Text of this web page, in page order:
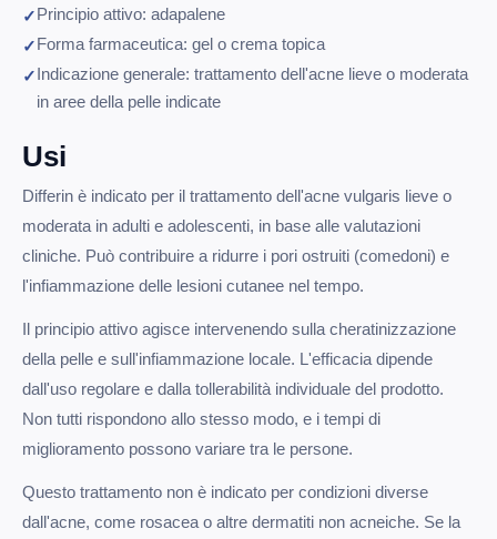
Principio attivo: adapalene
Forma farmaceutica: gel o crema topica
Indicazione generale: trattamento dell'acne lieve o moderata
in aree della pelle indicate
Usi
Differin è indicato per il trattamento dell'acne vulgaris lieve o
moderata in adulti e adolescenti, in base alle valutazioni
cliniche. Può contribuire a ridurre i pori ostruiti (comedoni) e
l'infiammazione delle lesioni cutanee nel tempo.
Il principio attivo agisce intervenendo sulla cheratinizzazione
della pelle e sull'infiammazione locale. L'efficacia dipende
dall'uso regolare e dalla tollerabilità individuale del prodotto.
Non tutti rispondono allo stesso modo, e i tempi di
miglioramento possono variare tra le persone.
Questo trattamento non è indicato per condizioni diverse
dall'acne, come rosacea o altre dermatiti non acneiche. Se la